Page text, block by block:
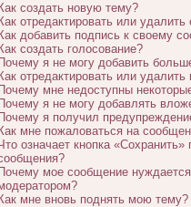
Как создать новую тему?
Как отредактировать или
Как добавить подпись к своему
Как создать голосование?
Почему я не могу добавить
Как отредактировать или удалить
Почему мне недоступны
Почему я не могу добавлять
Почему я получил
Как мне пожаловаться на
означает кнопка «Сохранить»
Почему мое сообщение
Как мне вновь поднять мою тему?